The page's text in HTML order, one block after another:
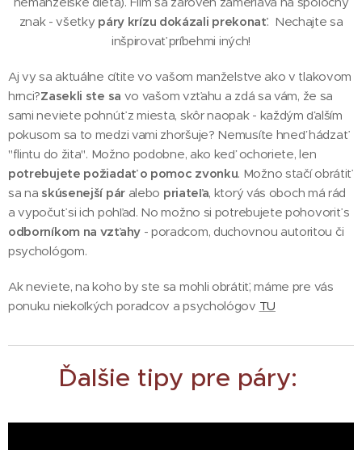
znak - všetky páry krízu dokázali prekonať. Nechajte sa
inšpirovať príbehmi iných!
Aj vy sa aktuálne cítite vo vašom manželstve ako v tlakovom
hrnci?Zasekli ste sa vo vašom vzťahu a zdá sa vám, že sa
sami neviete pohnúť z miesta, skôr naopak - každým ďalším
pokusom sa to medzi vami zhoršuje? Nemusíte hneď hádzať
"flintu do žita". Možno podobne, ako keď ochoriete, len
potrebujete požiadať o pomoc zvonku. Možno stačí obrátiť
sa na skúsenejší pár alebo priateľa, ktorý vás oboch má rád
a vypočuť si ich pohľad. No možno si potrebujete pohovoriť s
odborníkom na vzťahy- poradcom, duchovnou autoritou či
psychológom.
Ak neviete, na koho by ste sa mohli obrátiť, máme pre vás
ponuku niekoľkých poradcov a psychológov TU
Ďalšie tipy pre páry: